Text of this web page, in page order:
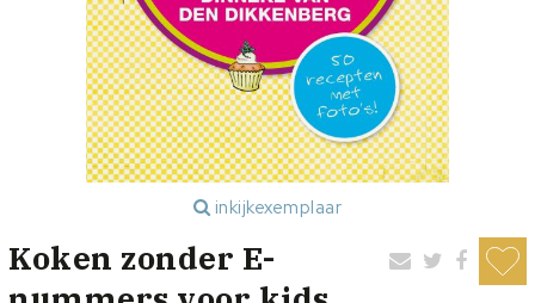
inkijkexemplaar
Koken zonder E-